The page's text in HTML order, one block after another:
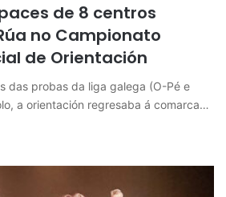
de 8 centros
no Campionato
de Orientación
das probas da liga galega (O-Pé e
a orientación regresaba á comarca…